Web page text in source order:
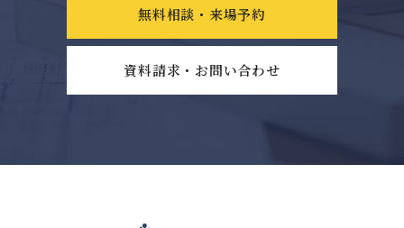
無料相談・来場予約
資料請求・お問い合わせ